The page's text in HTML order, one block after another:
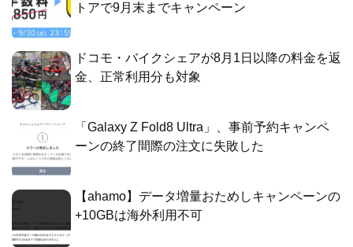
トアで9月末までキャンペーン
ドコモ・バイクシェアが8月1日以降の料金を返
金、正常利用分も対象
「Galaxy Z Fold8 Ultra」、事前予約キャンペ
ーンの終了間際の注文に失敗した
【ahamo】データ増量おためしキャンペーンの
+10GBは海外利用不可